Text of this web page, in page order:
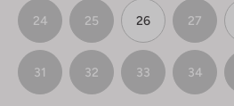
24 25 26 27
31 32 33 34